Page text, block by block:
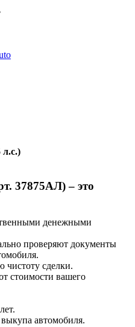
л.с.)
37875АЛ) – это
денежными
проверяют документы
сделки.
стоимости вашего
автомобиля.